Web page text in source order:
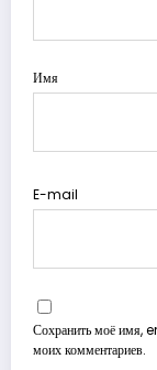
Имя
E-mail
Сохранить моё имя,
моих комментариев.